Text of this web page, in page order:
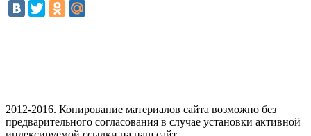
2012-2016. Копирование материалов сайта возможно без
предварительного согласования в случае установки активной